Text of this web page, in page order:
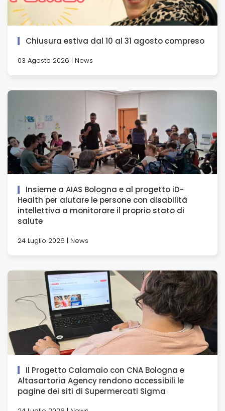
Chiusura estiva dal 10 al 31 agosto compreso
03 Agosto 2026 | News
Insieme a AIAS Bologna e al progetto iD-
Health per aiutare le persone con disabilità
intellettiva a monitorare il proprio stato di
salute
24 Luglio 2026 | News
Il Progetto Calamaio con CNA Bologna e
Altasartoria Agency rendono accessibili le
pagine dei siti di Supermercati Sigma